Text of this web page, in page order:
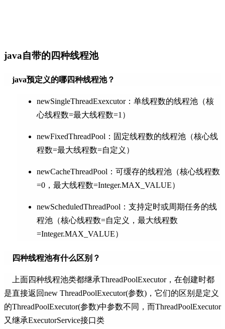
java自带的四种线程池
java预定义的哪四种线程池？
newSingleThreadExexcutor：单线程数的线程池（核
心线程数=最大线程数=1）
newFixedThreadPool：固定线程数的线程池（核心线
程数=最大线程数=自定义）
newCacheThreadPool：可缓存的线程池（核心线程数
=0，最大线程数=Integer.MAX_VALUE）
newScheduledThreadPool：支持定时或周期任务的线
程池（核心线程数=自定义，最大线程数
=Integer.MAX_VALUE）
四种线程池有什么区别？
上面四种线程池类都继承ThreadPoolExecutor，在创建时都
是直接返回new ThreadPoolExecutor(参数)，它们的区别是定义
的ThreadPoolExecutor(参数)中参数不同，而ThreadPoolExecutor
又继承ExecutorService接口类